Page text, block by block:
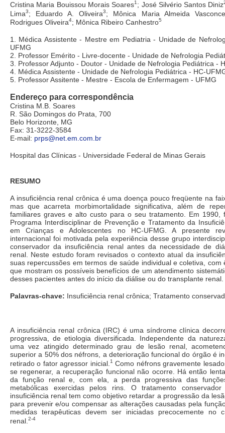
Cristina Maria Bouissou Morais Soares1 ; José Silvério Santos Diniz
Lima3; Eduardo A. Oliveira3; Mônica Maria Almeida
Rodrigues Oliveira4; Mônica Ribeiro Canhestro5
1. Médica Assistente - Mestre em Pediatria - Unidade de
UFMG
2. Professor Emérito - Livre-docente - Unidade de Nefrologia
3. Professor Adjunto - Doutor - Unidade de Nefrologia Pediátrica -
4. Médica Assistente - Unidade de Nefrologia Pediátrica - HC-
5. Professor Assitente - Mestre - Escola de Enfermagem - UFMG
Endereço para correspondência
Cristina M.B. Soares
R. São Domingos do Prata, 700
Belo Horizonte, MG
Fax: 31-3222-3584
E-mail: prps@net.em.com.br
Hospital das Clínicas - Universidade Federal de Minas Gerais
RESUMO
A insuficiência renal crônica é uma doença pouco freqüente na
mas que acarreta morbimortalidade significativa, além de
familiares graves e alto custo para o seu tratamento. Em 1990,
Programa Interdisciplinar de Prevenção e Tratamento da
em Crianças e Adolescentes no HC-UFMG. A presente
internacional foi motivada pela experiência desse grupo
conservador da insuficiência renal antes da necessidade de
renal. Neste estudo foram revisados o contexto atual da
suas repercussões em termos de saúde individual e coletiva, com
que mostram os possíveis benefícios de um atendimento
desses pacientes antes do início da diálise ou do transplante renal.
Palavras-chave: Insuficiência renal crônica; Tratamento
A insuficiência renal crônica (IRC) é uma síndrome clínica
progressiva, de etiologia diversificada. Independente da
uma vez atingido determinado grau de lesão renal,
superior a 50% dos néfrons, a deterioração funcional do órgão é
retirado o fator agressor inicial. 1 Como néfrons gravemente
se regenerar, a recuperação funcional não ocorre. Há então
da função renal e, com ela, a perda progressiva das
metabólicas exercidas pelos rins. O tratamento
insuficiência renal tem como objetivo retardar a progressão da
para prevenir e/ou compensar as alterações causadas pela
medidas terapêuticas devem ser iniciadas precocemente no
renal. 2-4